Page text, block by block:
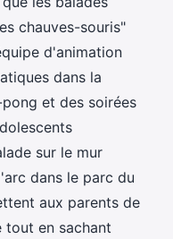
chauves-souris"
d'animation
dans la
et des soirées
sur le mur
dans le parc du
aux parents de
en sachant